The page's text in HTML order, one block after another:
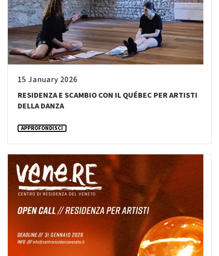
15 January 2026
RESIDENZA E SCAMBIO CON IL QUÉBEC PER ARTISTI
DELLA DANZA
APPROFONDISCI